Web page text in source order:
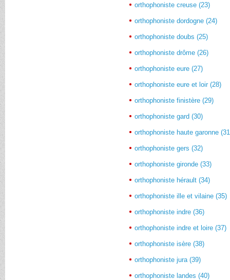
orthophoniste creuse (23)
orthophoniste dordogne (24)
orthophoniste doubs (25)
orthophoniste drôme (26)
orthophoniste eure (27)
orthophoniste eure et loir (28)
orthophoniste finistère (29)
orthophoniste gard (30)
orthophoniste haute garonne
orthophoniste gers (32)
orthophoniste gironde (33)
orthophoniste hérault (34)
orthophoniste ille et vilaine (35)
orthophoniste indre (36)
orthophoniste indre et loire (37)
orthophoniste isère (38)
orthophoniste jura (39)
orthophoniste landes (40)